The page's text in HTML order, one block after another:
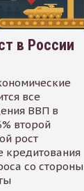
в России
все
ВВП в
второй
рост
кредитования
со стороны